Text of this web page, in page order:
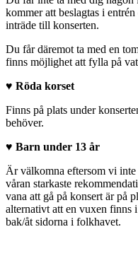
kommer att beslagtas i
inträde till konserten.
Du får däremot ta med en
finns möjlighet att fylla på
♥ Röda korset
Finns på plats under
behöver.
♥ Barn under 13 år
Är välkomna eftersom vi inte
våran starkaste
vana att gå på konsert är på
alternativt att en vuxen finns
bak/åt sidorna i folkhavet.